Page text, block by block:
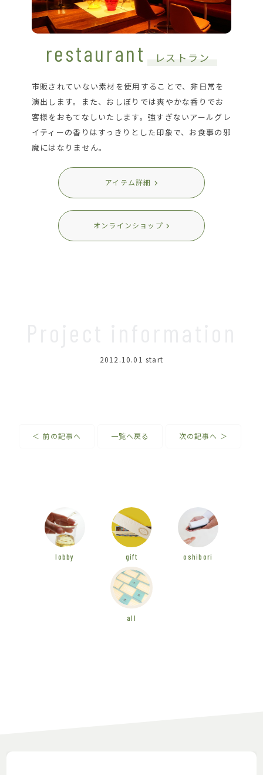
restaurant レストラン
市販されていない素材を使用することで、非日常を
演出します。また、おしぼりでは爽やかな香りでお
客様をおもてなしいたします。強すぎないアールグレ
イティーの香りはすっきりとした印象で、お食事の邪
魔にはなりません。
アイテム詳細
オンラインショップ
2012.10.01 start
＜ 前の記事へ 一覧へ戻る 次の記事へ ＞
lobby gift oshibori
all